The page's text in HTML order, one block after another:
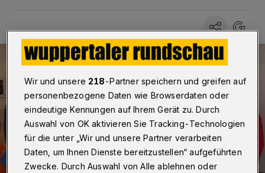
Wir und unsere 218-Partner speichern und greifen auf
personenbezogene Daten wie Browserdaten oder
eindeutige Kennungen auf Ihrem Gerät zu. Durch
Auswahl von OK aktivieren Sie Tracking-Technologien
für die unter „Wir und unsere Partner verarbeiten
Daten, um Ihnen Dienste bereitzustellen“ aufgeführten
Zwecke. Durch Auswahl von Alle ablehnen oder